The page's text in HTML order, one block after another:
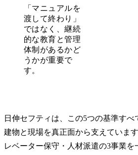
「マニュアルを
渡して終わり」
ではなく、継続
的な教育と管理
体制があるかど
うかが重要で
す。
日伸セフティは、この5つの基準すべ
建物と現場を真正面から支えていま
レベーター保守・人材派遣の3事業